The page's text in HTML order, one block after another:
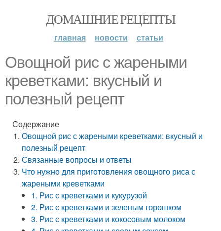
ДОМАШНИЕ РЕЦЕПТЫ
главная новости статьи
Овощной рис с жареными
креветками: вкусный и
полезный рецепт
Содержание
Овощной рис с жареными креветками: вкусный и
полезный рецепт
Связанные вопросы и ответы
Что нужно для приготовления овощного риса с
жареными креветками
1. Рис с креветками и кукурузой
2. Рис с креветками и зеленым горошком
3. Рис с креветками и кокосовым молоком